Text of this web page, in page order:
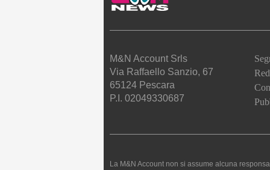
M&N Account Srls
Via Raffaello Sanzio, 67
65124 Pescara
P.I. 02049330687
La M&N Account non si assume alcuna